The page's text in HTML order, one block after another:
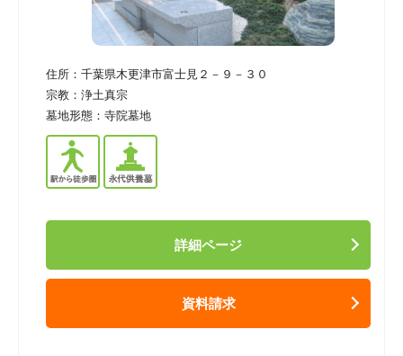
住所： 千葉県木更津市富士見２－９－３０
宗教： 浄土真宗
墓地形態： 寺院墓地
詳細ページ
資料請求